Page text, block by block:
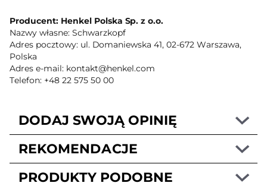
Producent: Henkel Polska Sp. z o.o.
Nazwy własne: Schwarzkopf
Adres pocztowy: ul. Domaniewska 41, 02-672 Warszawa,
Polska
Adres e-mail: kontakt@henkel.com
Telefon: +48 22 575 50 00
DODAJ SWOJĄ OPINIĘ
REKOMENDACJE
PRODUKTY PODOBNE